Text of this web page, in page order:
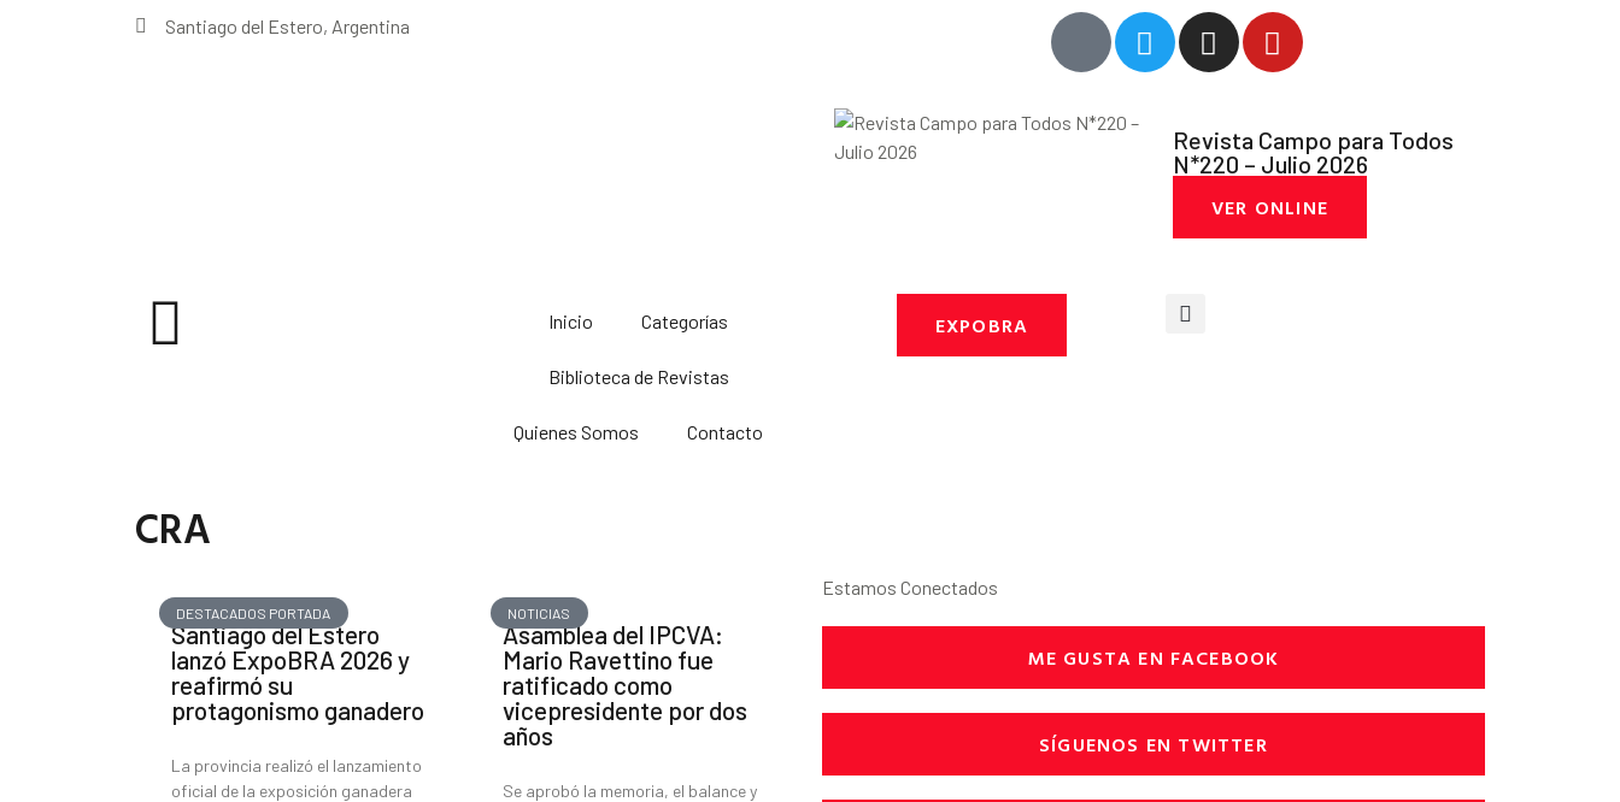
Santiago del Estero, Argentina
Revista Campo para Todos
N*220 – Julio 2026
VER ONLINE
Inicio Categorías
Biblioteca de Revistas
Quienes Somos Contacto
EXPOBRA
CRA
DESTACADOS PORTADA
Santiago del Estero
lanzó ExpoBRA 2026 y
reafirmó su
protagonismo ganadero
La provincia realizó el lanzamiento
oficial de la exposición ganadera
NOTICIAS
Asamblea del IPCVA:
Mario Ravettino fue
ratificado como
vicepresidente por dos
años
Se aprobó la memoria, el balance y
Estamos Conectados
ME GUSTA EN FACEBOOK
SÍGUENOS EN TWITTER